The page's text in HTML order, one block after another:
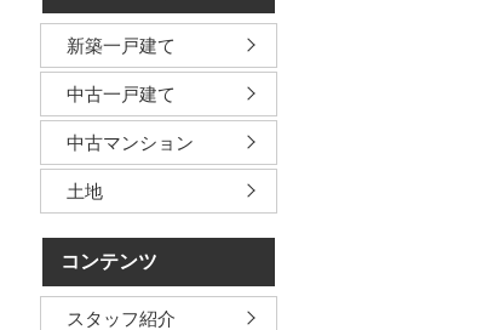
新築一戸建て
中古一戸建て
中古マンション
土地
コンテンツ
スタッフ紹介